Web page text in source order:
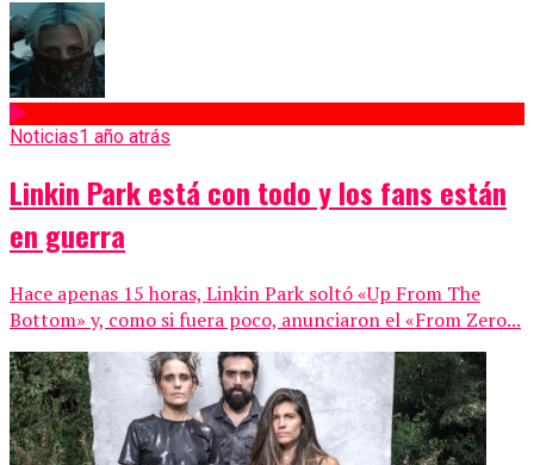
Noticias1 año atrás
Linkin Park está con todo y los fans están
en guerra
Hace apenas 15 horas, Linkin Park soltó «Up From The
Bottom» y, como si fuera poco, anunciaron el «From Zero...